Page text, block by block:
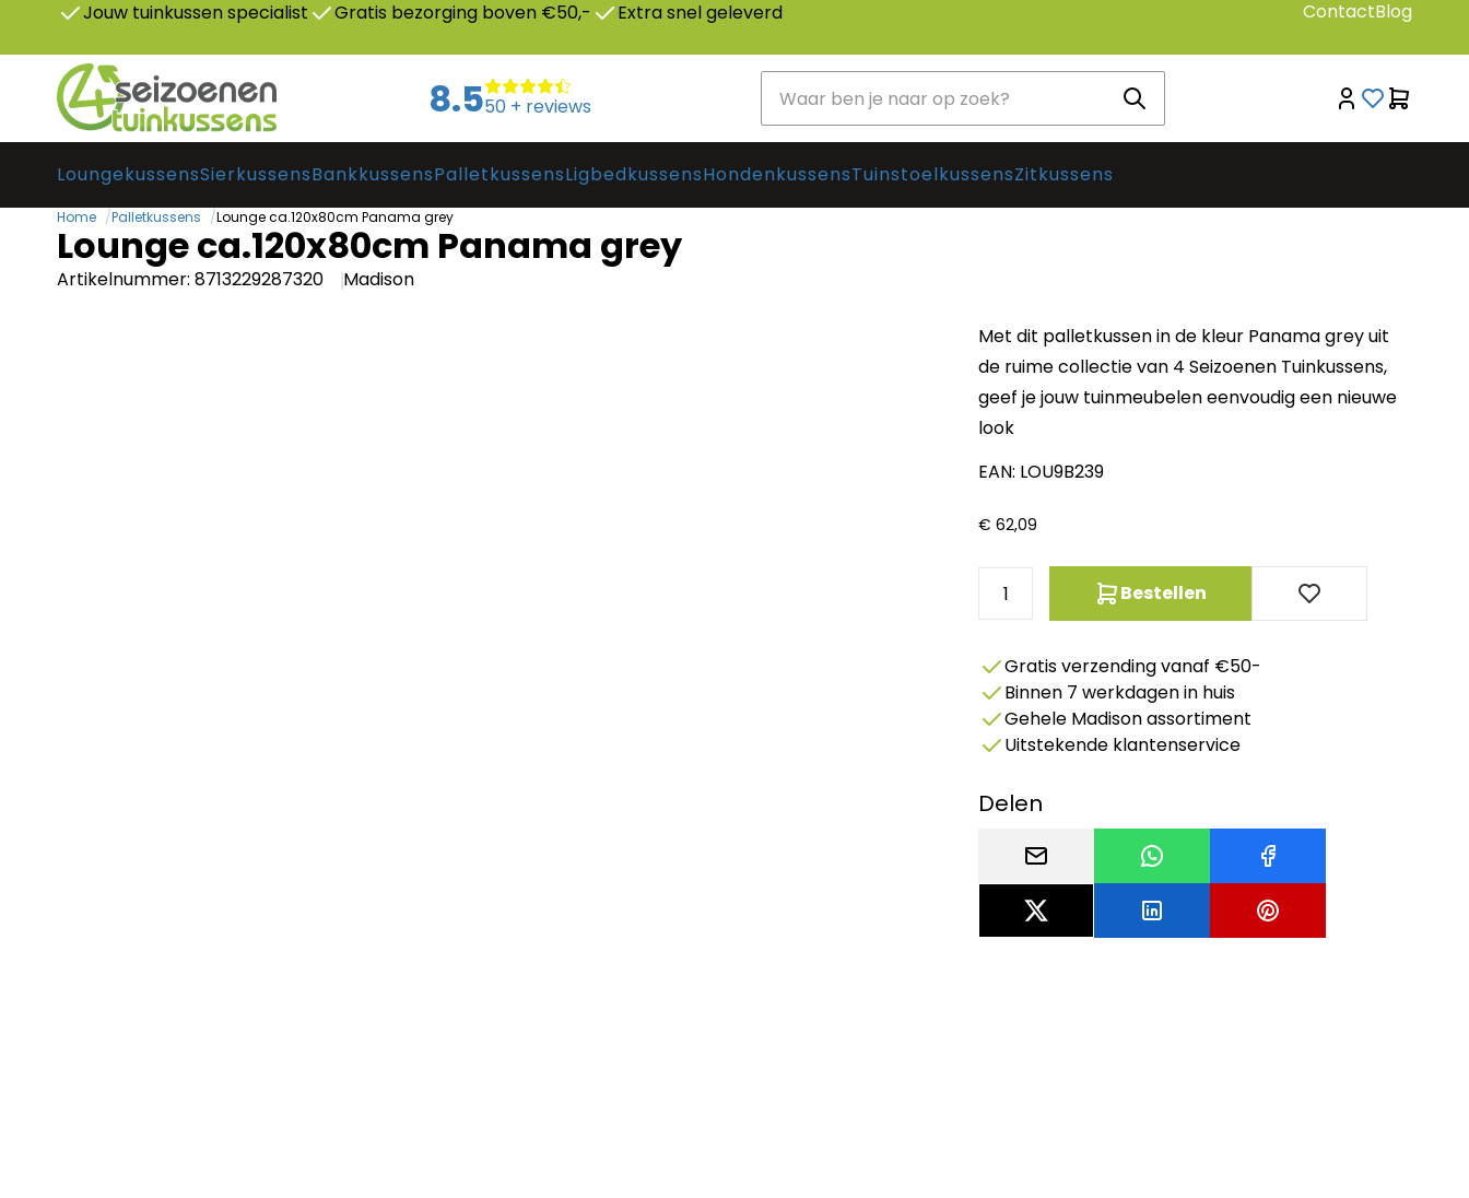
Jouw tuinkussen specialist Gratis bezorging boven €50,- Extra snel geleverd ContactBlog
8.550 + reviews
LoungekussensSierkussensBankkussensPalletkussensLigbedkussensHondenkussensTuinstoelkussensZitkussens
Home Palletkussens Lounge ca.120x80cm Panama grey
Lounge ca.120x80cm Panama grey
Artikelnummer: 8713229287320 Madison
Met dit palletkussen in de kleur Panama grey uit
de ruime collectie van 4 Seizoenen Tuinkussens,
geef je jouw tuinmeubelen eenvoudig een nieuwe
look
EAN: LOU9B239
€ 62,09
Bestellen
Gratis verzending vanaf €50-
Binnen 7 werkdagen in huis
Gehele Madison assortiment
Uitstekende klantenservice
Delen